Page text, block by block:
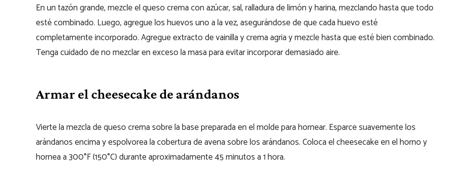
En un tazón grande, mezcle el queso crema con azúcar, sal, ralladura de limón y harina, mezclando hasta que todo
esté combinado. Luego, agregue los huevos uno a la vez, asegurándose de que cada huevo esté
completamente incorporado. Agregue extracto de vainilla y crema agria y mezcle hasta que esté bien combinado.
Tenga cuidado de no mezclar en exceso la masa para evitar incorporar demasiado aire.
Armar el cheesecake de arándanos
Vierte la mezcla de queso crema sobre la base preparada en el molde para hornear. Esparce suavemente los
arándanos encima y espolvorea la cobertura de avena sobre los arándanos. Coloca el cheesecake en el horno y
hornea a 300°F (150°C) durante aproximadamente 45 minutos a 1 hora.